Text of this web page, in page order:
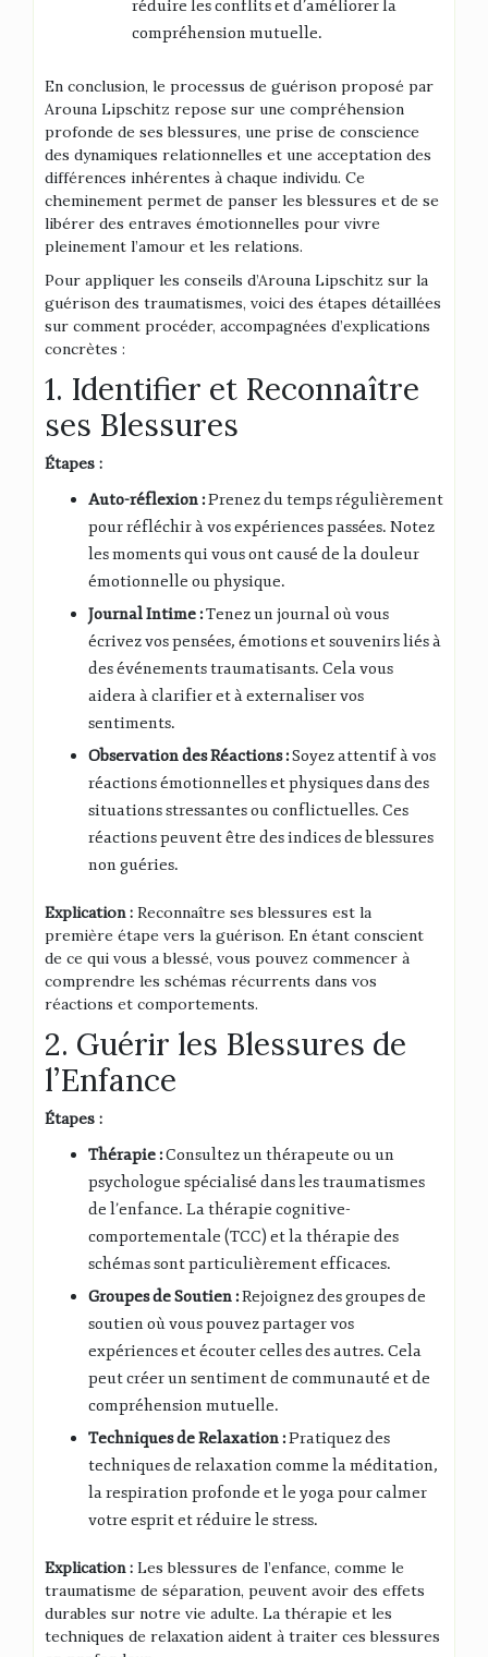
réduire les conflits et d’améliorer la
compréhension mutuelle​​.
En conclusion, le processus de guérison proposé par
Arouna Lipschitz repose sur une compréhension
profonde de ses blessures, une prise de conscience
des dynamiques relationnelles et une acceptation des
différences inhérentes à chaque individu. Ce
cheminement permet de panser les blessures et de se
libérer des entraves émotionnelles pour vivre
pleinement l’amour et les relations.
Pour appliquer les conseils d’Arouna Lipschitz sur la
guérison des traumatismes, voici des étapes détaillées
sur comment procéder, accompagnées d’explications
concrètes :
1. Identifier et Reconnaître
ses Blessures
Étapes :
Auto-réflexion :Prenez du temps régulièrement
pour réfléchir à vos expériences passées. Notez
les moments qui vous ont causé de la douleur
émotionnelle ou physique.
Journal Intime :Tenez un journal où vous
écrivez vos pensées, émotions et souvenirs liés à
des événements traumatisants. Cela vous
aidera à clarifier et à externaliser vos
sentiments.
Observation des Réactions :Soyez attentif à vos
réactions émotionnelles et physiques dans des
situations stressantes ou conflictuelles. Ces
réactions peuvent être des indices de blessures
non guéries.
Explication : Reconnaître ses blessures est la
première étape vers la guérison. En étant conscient
de ce qui vous a blessé, vous pouvez commencer à
comprendre les schémas récurrents dans vos
réactions et comportements.
2. Guérir les Blessures de
l’Enfance
Étapes :
Thérapie :Consultez un thérapeute ou un
psychologue spécialisé dans les traumatismes
de l’enfance. La thérapie cognitive-
comportementale (TCC) et la thérapie des
schémas sont particulièrement efficaces.
Groupes de Soutien :Rejoignez des groupes de
soutien où vous pouvez partager vos
expériences et écouter celles des autres. Cela
peut créer un sentiment de communauté et de
compréhension mutuelle.
Techniques de Relaxation :Pratiquez des
techniques de relaxation comme la méditation,
la respiration profonde et le yoga pour calmer
votre esprit et réduire le stress.
Explication : Les blessures de l’enfance, comme le
traumatisme de séparation, peuvent avoir des effets
durables sur notre vie adulte. La thérapie et les
techniques de relaxation aident à traiter ces blessures